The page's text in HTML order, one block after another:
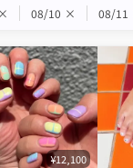
08/10 × 08/11
¥12,100